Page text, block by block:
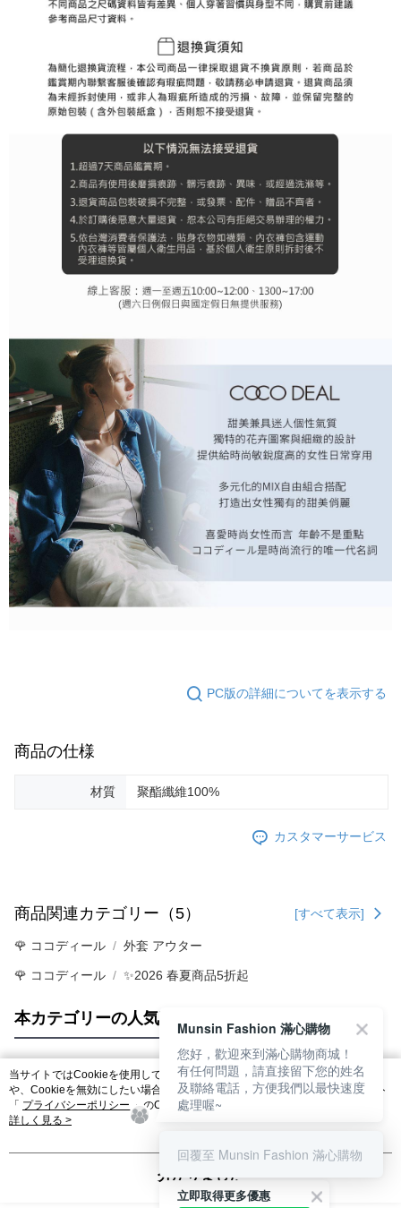
PC版の詳細についてを表示する
商品の仕様
材質 聚酯纖維100%
カスタマーサービス
商品関連カテゴリー（5） [すべて表示]
🌹 ココディール 外套 アウター
🌹 ココディール ✨2026 春夏商品5折起
本カテゴリーの人気商品 サイト全体のランキング
人気タグ
当サイトではCookieを使用しています。当サイトのCookie使用に関する詳細
や、Cookieを無効にしたい場合のブラウザでの設定方法については、当サイト
「 プライバシーポリシー 」のCookieポリシーをご参照ください。お客さま
が、当サイトを引き続き使用される場合、当社がサイト利用規約のCookieポリ
詳しく見る >
分かりました
立即取得更多優惠
Munsin Fashion 滿心購物
您好，歡迎來到滿心購物商城！
有任何問題，請直接留下您的姓名
及聯絡電話，方便我們以最快速度
處理喔~
回覆至 Munsin Fashion 滿心購物